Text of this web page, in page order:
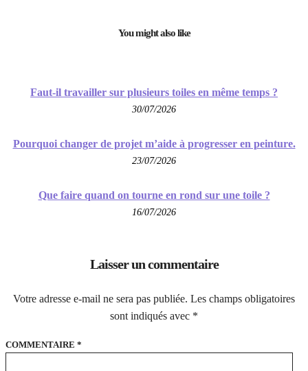
You might also like
Faut-il travailler sur plusieurs toiles en même temps ?
30/07/2026
Pourquoi changer de projet m’aide à progresser en peinture.
23/07/2026
Que faire quand on tourne en rond sur une toile ?
16/07/2026
Laisser un commentaire
Votre adresse e-mail ne sera pas publiée. Les champs obligatoires
sont indiqués avec *
COMMENTAIRE *